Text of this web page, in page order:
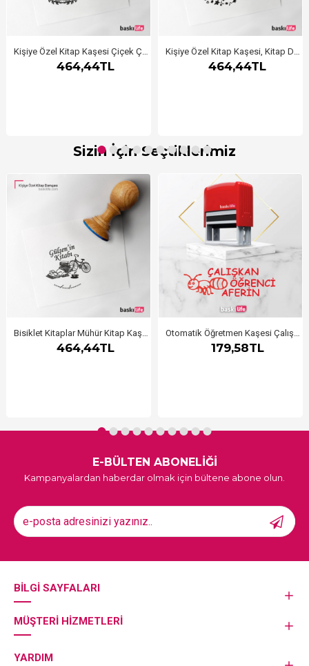
Kişiye Özel Kitap Kaşesi Çiçek Çerçeveli
464,44TL
Kişiye Özel Kitap Kaşesi, Kitap Damgası, Kitap Mührü Öğretmen Kaşesi Aferin
464,44TL
Sizin İçin Seçtiklerimiz
Bisiklet Kitaplar Mühür Kitap Kaşesi, Kitap Damgası, Kitap Mührü
464,44TL
Otomatik Öğretmen Kaşesi Çalışkan Öğrenci Karınca
179,58TL
E-BÜLTEN ABONELİĞİ
Kampanyalardan haberdar olmak için bültene abone olun.
BILGI SAYFALARI
MÜŞTERI HIZMETLERI
YARDIM